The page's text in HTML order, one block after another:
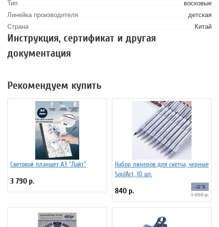
Тип
восковые
Линейка производителя
детская
Страна
Китай
Инструкция, сертификат и другая
документация
Рекомендуем купить
Световой планшет А3 "Лайт"
3 790 р.
Набор линеров для скетча, черные
SoulArt, 10 шт.
840 р. -22 %
1 090 р.